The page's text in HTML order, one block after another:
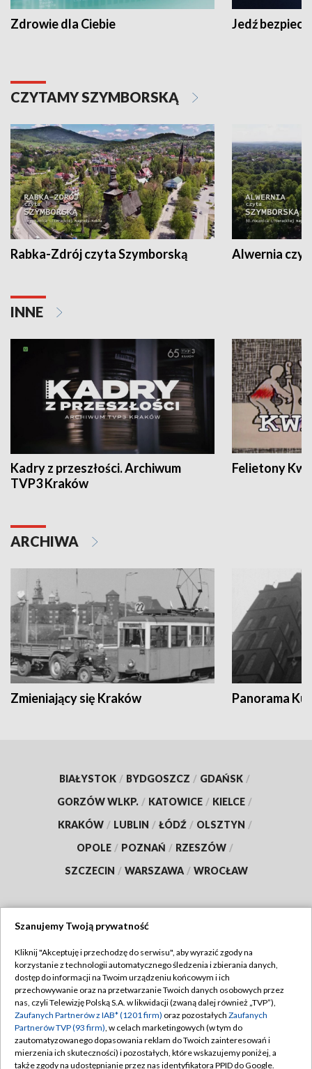
Zdrowie dla Ciebie Jedź
CZYTAMY SZYMBORSKĄ
Rabka-Zdrój czyta Szymborską Alwernia
INNE
Kadry z przeszłości. Archiwum
TVP3 Kraków
Felietony
ARCHIWA
Zmieniający się Kraków Panorama
BIAŁYSTOK / BYDGOSZCZ / GDAŃSK /
GORZÓW WLKP. / KATOWICE / KIELCE /
KRAKÓW / LUBLIN / ŁÓDŹ / OLSZTYN /
OPOLE / POZNAŃ / RZESZÓW /
SZCZECIN / WARSZAWA / WROCŁAW
TVP
Abonament TVP
Emisja w TVP
Centrum informacji TVP
Naziemna Telewizja Cyfrowa
Regulamin TVP
Polityka prywatności
Moje zgody
Pomoc
Szanujemy Twoją prywatność
Kliknij "Akceptuję i przechodzę do serwisu", aby wyrazić zgody na
korzystanie z technologii automatycznego śledzenia i zbierania danych,
dostęp do informacji na Twoim urządzeniu końcowym i ich
przechowywanie oraz na przetwarzanie Twoich danych osobowych przez
nas, czyli Telewizję Polską S.A. w likwidacji (zwaną dalej również „TVP”),
Zaufanych Partnerów z IAB* (1201 firm) oraz pozostałych Zaufanych
Partnerów TVP (93 firm), w celach marketingowych (w tym do
zautomatyzowanego dopasowania reklam do Twoich zainteresowań i
mierzenia ich skuteczności) i pozostałych, które wskazujemy poniżej, a
także zgody na udostępnianie przez nas identyfikatora PPID do Google.